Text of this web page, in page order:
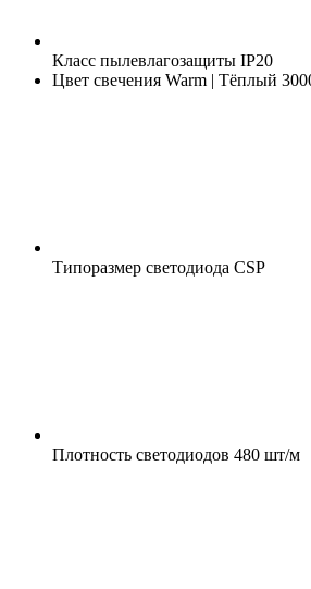
Класс пылевлагозащиты IP20
Цвет свечения Warm | Тёплый
Типоразмер светодиода CSP
Плотность светодиодов 480 шт/м